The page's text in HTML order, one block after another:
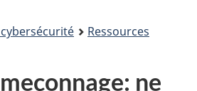
Ressources
ne